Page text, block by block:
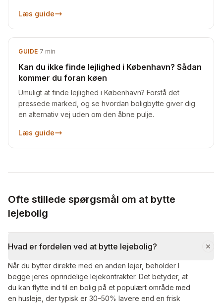
Læs guide
GUIDE·7 min
Kan du ikke finde lejlighed i København? Sådan
kommer du foran køen
Umuligt at finde lejlighed i København? Forstå det
pressede marked, og se hvordan boligbytte giver dig
en alternativ vej uden om den åbne pulje.
Læs guide
Ofte stillede spørgsmål om at bytte
lejebolig
Hvad er fordelen ved at bytte lejebolig?
Når du bytter direkte med en anden lejer, beholder I
begge jeres oprindelige lejekontrakter. Det betyder, at
du kan flytte ind til en bolig på et populært område med
en husleje, der typisk er 30–50% lavere end en frisk